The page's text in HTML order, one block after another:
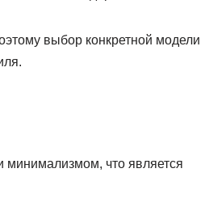
выбор конкретной модели
минимализмом, что является